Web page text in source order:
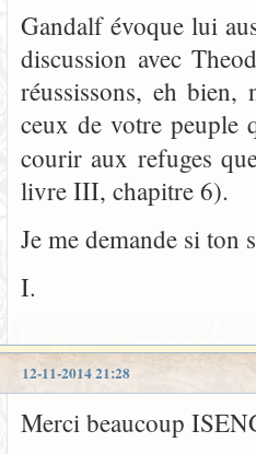
Gandalf évoque lui
discussion avec
réussissons, eh bien,
ceux de votre peuple
courir aux refuges
livre III, chapitre 6).
Je me demande si ton
I.
12-11-2014 21:28
Merci beaucoup